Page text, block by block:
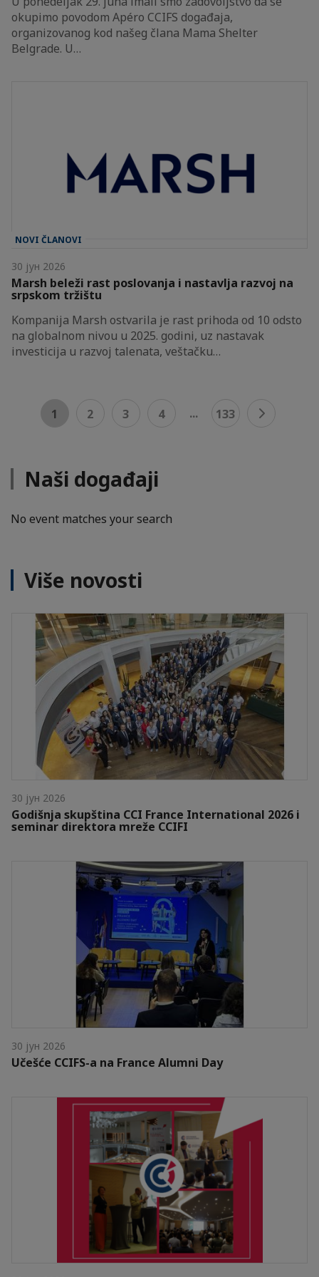
okupimo povodom Apéro CCIFS događaja,
organizovanog kod našeg člana Mama Shelter
Belgrade. U…
NOVI ČLANOVI
30 јун 2026
Marsh beleži rast poslovanja i nastavlja razvoj na
srpskom tržištu
Kompanija Marsh ostvarila je rast prihoda od 10 odsto
na globalnom nivou u 2025. godini, uz nastavak
investicija u razvoj talenata, veštačku…
1 2 3 4 ... 133
Naši događaji
No event matches your search
Više novosti
30 јун 2026
Godišnja skupština CCI France International 2026 i
seminar direktora mreže CCIFI
30 јун 2026
Učešće CCIFS-a na France Alumni Day